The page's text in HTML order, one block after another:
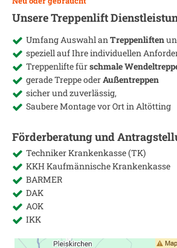
Unsere Treppenlift
Umfang Auswahl anTreppenliften
speziell auf Ihre individuellen
Treppenlifte fürschmale
gerade Treppe oderAußentreppen
sicher und zuverlässig,
Saubere Montage vor Ort inAltötting
Förderberatung und
Techniker Krankenkasse (TK)
KKH Kaufmännische Krankenkasse
BARMER
DAK
AOK
IKK